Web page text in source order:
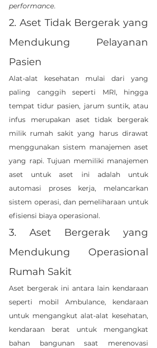
performance.
2. Aset Tidak Bergerak yang
Mendukung Pelayanan
Pasien
Alat-alat kesehatan mulai dari yang
paling canggih seperti MRI, hingga
tempat tidur pasien, jarum suntik, atau
infus merupakan aset tidak bergerak
milik rumah sakit yang harus dirawat
menggunakan sistem manajemen aset
yang rapi. Tujuan memiliki manajemen
aset untuk aset ini adalah untuk
automasi proses kerja, melancarkan
sistem operasi, dan pemeliharaan untuk
efisiensi biaya operasional.
3. Aset Bergerak yang
Mendukung Operasional
Rumah Sakit
Aset bergerak ini antara lain kendaraan
seperti mobil Ambulance, kendaraan
untuk mengangkut alat-alat kesehatan,
kendaraan berat untuk mengangkat
bahan bangunan saat merenovasi